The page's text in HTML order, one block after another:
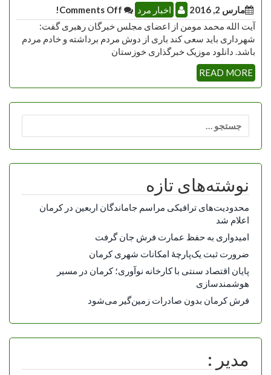
مارس 2, 2016 اخبار مرد
آیت الله محمد مومن از اعضای مجلس خبرگان رهبری گفت:
شهرداری باید سعی کند باری از دوش مردم برداشته و خادم مردم
باشد. دانلود موزیک خبرگذاری خوزستان
READ MORE
برای:
نوشته‌های تازه
محدودیت‌های ترافیکی مراسم جاماندگان اربعین در کرمان
اعلام شد
امیدواری به حفظ عمارت فرش جان گرفت
ضرورت ثبت یک‌پارچۀ امکانات شهری کرمان
پایان اقتصاد سنتی با کارخانه نوآوری؛ کرمان در مسیر
هوشمندسازی
فرش کرمان بدون صادرات زمین‌گیر می‌شود
مدیر :